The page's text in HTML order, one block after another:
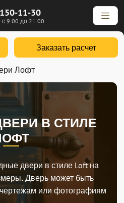
11-30
9:00 до 21:00
Заказать расчет
Лофт
В СТИЛЕ
двери в стиле Loft на
Дверь может быть
или фотографиям